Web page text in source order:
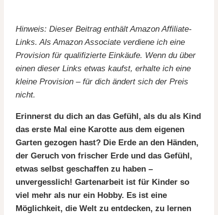
Hinweis: Dieser Beitrag enthält Amazon Affiliate-
Links. Als Amazon Associate verdiene ich eine
Provision für qualifizierte Einkäufe. Wenn du über
einen dieser Links etwas kaufst, erhalte ich eine
kleine Provision – für dich ändert sich der Preis
nicht.
Erinnerst du dich an das Gefühl, als du als Kind
das erste Mal eine Karotte aus dem eigenen
Garten gezogen hast? Die Erde an den Händen,
der Geruch von frischer Erde und das Gefühl,
etwas selbst geschaffen zu haben –
unvergesslich! Gartenarbeit ist für Kinder so
viel mehr als nur ein Hobby. Es ist eine
Möglichkeit, die Welt zu entdecken, zu lernen